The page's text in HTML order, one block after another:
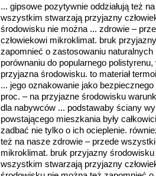
... gipsowe pozytywnie oddziałują też
wszystkim stwarzają przyjazny
środowisku nie można ... zdrowie –
człowiekowi mikroklimat. bruk
zapomnieć o zastosowaniu
porównaniu do popularnego
przyjazna środowisku. to materiał
... jego oznakowanie jako
proc. – na przyjazne środowisku
dla nabywców ... podstawaby ściany
powstającego mieszkania były
zadbać nie tylko o ich ocieplenie.
też na nasze zdrowie – przede
mikroklimat. bruk przyjazny
wszystkim stwarzają przyjazny